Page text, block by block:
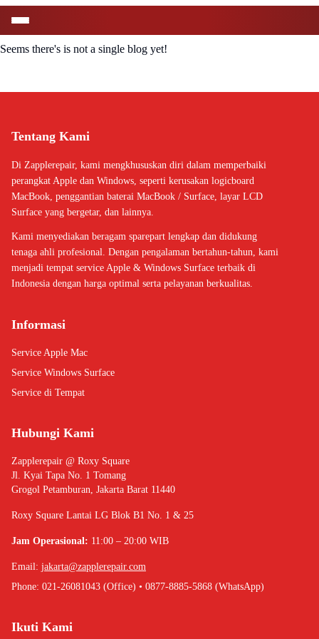
Seems there's is not a single blog yet!
Tentang Kami
Di Zapplerepair, kami mengkhususkan diri dalam memperbaiki
perangkat Apple dan Windows, seperti kerusakan logicboard
MacBook, penggantian baterai MacBook / Surface, layar LCD
Surface yang bergetar, dan lainnya.
Kami menyediakan beragam sparepart lengkap dan didukung
tenaga ahli profesional. Dengan pengalaman bertahun-tahun, kami
menjadi tempat service Apple & Windows Surface terbaik di
Indonesia dengan harga optimal serta pelayanan berkualitas.
Informasi
Service Apple Mac
Service Windows Surface
Service di Tempat
Hubungi Kami
Zapplerepair @ Roxy Square
Jl. Kyai Tapa No. 1 Tomang
Grogol Petamburan, Jakarta Barat 11440
Roxy Square Lantai LG Blok B1 No. 1 & 25
Jam Operasional: 11:00 – 20:00 WIB
Email: jakarta@zapplerepair.com
Phone: 021-26081043 (Office) • 0877-8885-5868 (WhatsApp)
Ikuti Kami